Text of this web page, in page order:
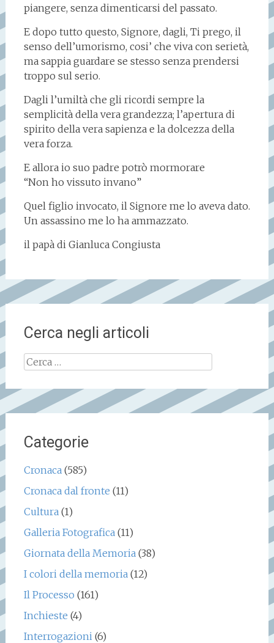
piangere, senza dimenticarsi del passato.
E dopo tutto questo, Signore, dagli, Ti prego, il
senso dell’umorismo, cosi’ che viva con serietà,
ma sappia guardare se stesso senza prendersi
troppo sul serio.
Dagli l’umiltà che gli ricordi sempre la
semplicità della vera grandezza; l’apertura di
spirito della vera sapienza e la dolcezza della
vera forza.
E allora io suo padre potrò mormorare
“Non ho vissuto invano”
Quel figlio invocato, il Signore me lo aveva dato.
Un assassino me lo ha ammazzato.
il papà di Gianluca Congiusta
Cerca negli articoli
Ricerca
per:
Categorie
Cronaca (585)
Cronaca dal fronte (11)
Cultura (1)
Galleria Fotografica (11)
Giornata della Memoria (38)
I colori della memoria (12)
Il Processo (161)
Inchieste (4)
Interrogazioni (6)